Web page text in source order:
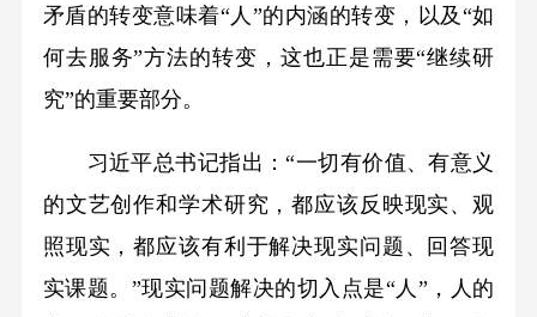
矛盾的转变意味着“人”的内涵的转变，以及“如
何去服务”方法的转变，这也正是需要“继续研
究”的重要部分。
习近平总书记指出：“一切有价值、有意义
的文艺创作和学术研究，都应该反映现实、观
照现实，都应该有利于解决现实问题、回答现
实课题。”现实问题解决的切入点是“人”，人的